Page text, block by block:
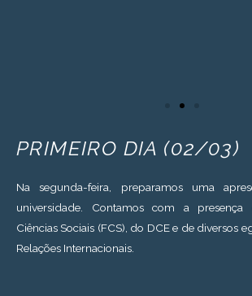
PRIMEIRO DIA (02/03)
Na segunda-feira, preparamos uma
universidade. Contamos com a
Ciências Sociais (FCS), do DCE e de diversos
Relações Internacionais.